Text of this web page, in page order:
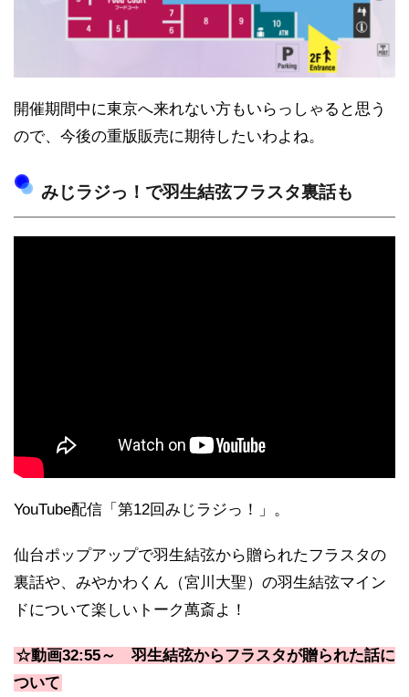
開催期間中に東京へ来れない方もいらっしゃると思う
ので、今後の重版販売に期待したいわよね。
みじラジっ！で羽生結弦フラスタ裏話も
YouTube配信「第12回みじラジっ！」。
仙台ポップアップで羽生結弦から贈られたフラスタの
裏話や、みやかわくん（宮川大聖）の羽生結弦マイン
ドについて楽しいトーク萬斎よ！
☆動画32:55～ 羽生結弦からフラスタが贈られた話に
ついて